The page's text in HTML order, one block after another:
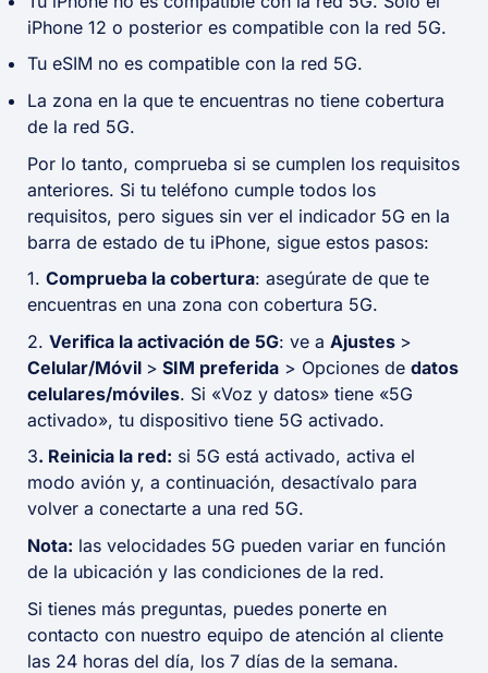
iPhone 12 o posterior es compatible con la red 5G.
Tu eSIM no es compatible con la red 5G.
La zona en la que te encuentras no tiene cobertura
de la red 5G.
Por lo tanto, comprueba si se cumplen los requisitos
anteriores. Si tu teléfono cumple todos los
requisitos, pero sigues sin ver el indicador 5G en la
barra de estado de tu iPhone, sigue estos pasos:
1. Comprueba la cobertura: asegúrate de que te
encuentras en una zona con cobertura 5G.
2. Verifica la activación de 5G: ve a Ajustes >
Celular/Móvil > SIM preferida > Opciones de datos
celulares/móviles. Si «Voz y datos» tiene «5G
activado», tu dispositivo tiene 5G activado.
3. Reinicia la red: si 5G está activado, activa el
modo avión y, a continuación, desactívalo para
volver a conectarte a una red 5G.
Nota: las velocidades 5G pueden variar en función
de la ubicación y las condiciones de la red.
Si tienes más preguntas, puedes ponerte en
contacto con nuestro equipo de atención al cliente
las 24 horas del día, los 7 días de la semana.